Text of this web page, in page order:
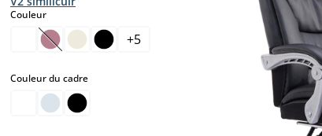
pour le moment.)
Couleurselect
(Cette option n'est pas disponible pour le moment.)
+5
Couleur du cadreselect